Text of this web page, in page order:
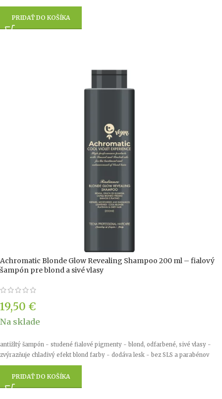
PRIDAŤ DO KOŠÍKA
Achromatic Blonde Glow Revealing Shampoo 200 ml – fialový
šampón pre blond a sivé vlasy
19,50 €
Na sklade
antižltý šampón - studené fialové pigmenty - blond, odfarbené, sivé vlasy -
zvýrazňuje chladivý efekt blond farby - dodáva lesk - bez SLS a parabénov
PRIDAŤ DO KOŠÍKA